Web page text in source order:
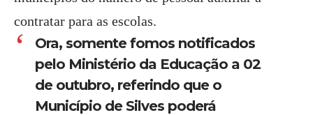
contratar para as escolas.
Ora, somente fomos notificados
pelo Ministério da Educação a 02
de outubro, referindo que o
Município de Silves poderá